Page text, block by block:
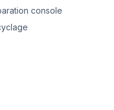
console